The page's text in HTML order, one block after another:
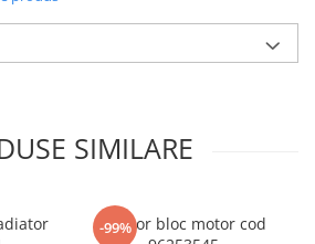
SIMILARE
-99%
Senzor bloc motor cod